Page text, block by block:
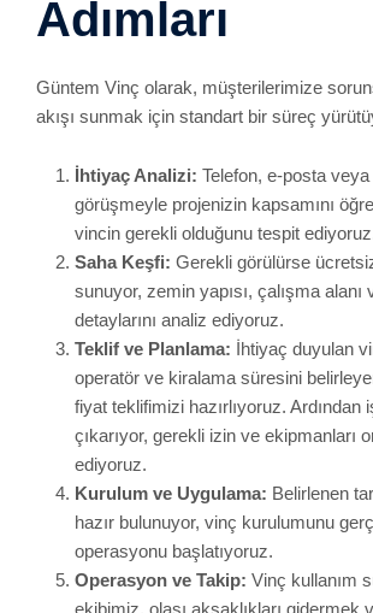
ediyoruz.
hazır bulunuyor, vinç kurulumunu
operasyonu başlatıyoruz.
ekibimiz, olası aksaklıkları gidermek
zamanında tamamlamak için düzenli
İş Teslimi:Proje tamamlandığında
toplanması ve taşınması işlemlerini
size sorunsuz bir hizmet deneyimi
Bu şeffaf ve sistematik yaklaşım
veya bütçe aşımı gibi sorunlarla
indiriyoruz.
İş Güvenliği ve
Yasal